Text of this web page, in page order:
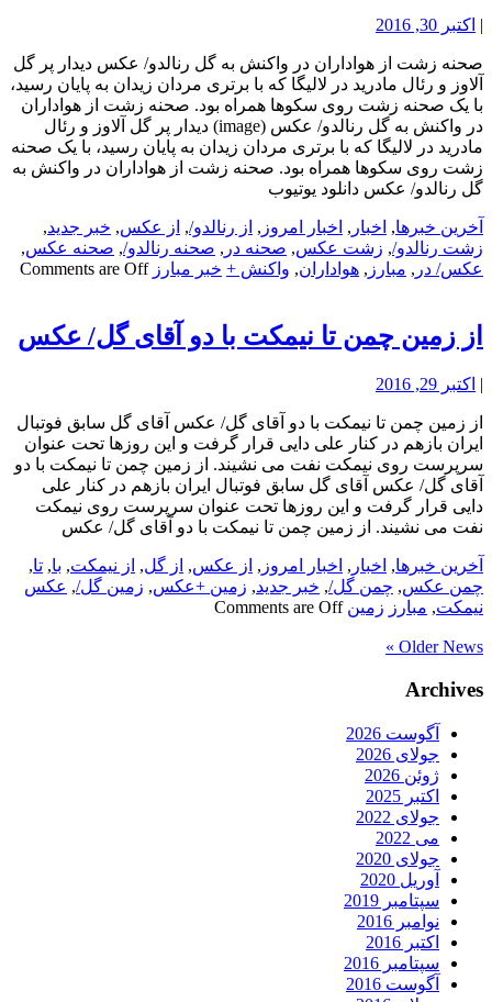
| اکتبر 30, 2016
صحنه زشت از هواداران در واکنش به گل رنالدو/ عکس دیدار پر گل
آلاوز و رئال مادرید در لالیگا که با برتری مردان زیدان به پایان رسید،
با یک صحنه زشت روی سکوها همراه بود. صحنه زشت از هواداران
در واکنش به گل رنالدو/ عکس (image) دیدار پر گل آلاوز و رئال
مادرید در لالیگا که با برتری مردان زیدان به پایان رسید، با یک صحنه
زشت روی سکوها همراه بود. صحنه زشت از هواداران در واکنش به
گل رنالدو/ عکس دانلود یوتیوب
آخرین خبرها, اخبار , اخبار امروز , از رنالدو/, از عکس, خبر جدید,
زشت رنالدو/, زشت عکس, صحنه در , صحنه رنالدو/, صحنه عکس,
عکس/ در , مبارز , هواداران, واکنش + خبر مبارز Comments are Off
از زمین چمن تا نیمکت با دو آقای گل/ عکس
| اکتبر 29, 2016
از زمین چمن تا نیمکت با دو آقای گل/ عکس آقای گل سابق فوتبال
ایران بازهم در کنار علی دایی قرار گرفت و این روزها تحت عنوان
سرپرست روی نیمکت نفت می نشیند. از زمین چمن تا نیمکت با دو
آقای گل/ عکس آقای گل سابق فوتبال ایران بازهم در کنار علی
دایی قرار گرفت و این روزها تحت عنوان سرپرست روی نیمکت
نفت می نشیند. از زمین چمن تا نیمکت با دو آقای گل/ عکس
آخرین خبرها, اخبار , اخبار امروز , از عکس, از گل, از نیمکت, با, تا,
چمن عکس, چمن گل/, خبر جدید, زمین +عکس, زمین گل/, عکس
نیمکت, مبارز زمین Comments are Off
Older News »
Archives
آگوست 2026
جولای 2026
ژوئن 2026
اکتبر 2025
جولای 2022
می 2022
جولای 2020
آوریل 2020
سپتامبر 2019
نوامبر 2016
اکتبر 2016
سپتامبر 2016
آگوست 2016